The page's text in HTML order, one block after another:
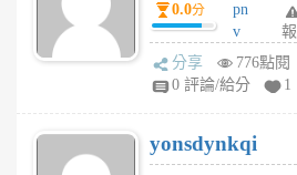
月
前
0.0分
pn
v
wt
sv
6
個
報
分享
776點閱
0 評論/給分
1
yonsdynkqi